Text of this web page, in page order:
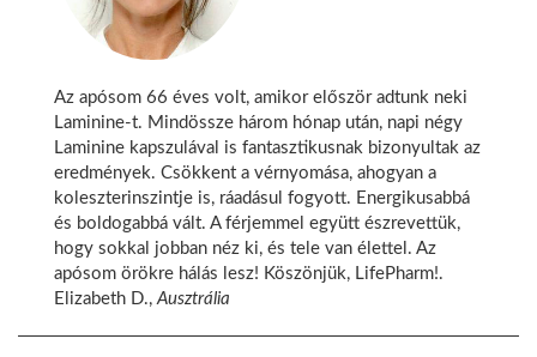
Az apósom 66 éves volt, amikor először adtunk neki
Laminine-t. Mindössze három hónap után, napi négy
Laminine kapszulával is fantasztikusnak bizonyultak az
eredmények. Csökkent a vérnyomása, ahogyan a
koleszterinszintje is, ráadásul fogyott. Energikusabbá
és boldogabbá vált. A férjemmel együtt észrevettük,
hogy sokkal jobban néz ki, és tele van élettel. Az
apósom örökre hálás lesz! Köszönjük, LifePharm!.
Elizabeth D., Ausztrália